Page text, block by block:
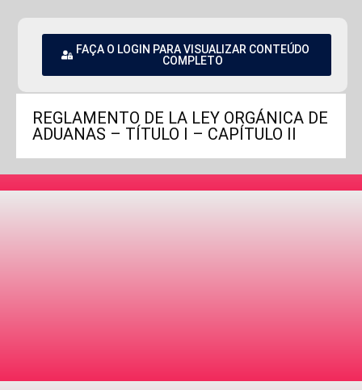
FAÇA O LOGIN PARA VISUALIZAR CONTEÚDO
COMPLETO
REGLAMENTO DE LA LEY ORGÁNICA DE
ADUANAS – TÍTULO I – CAPÍTULO II